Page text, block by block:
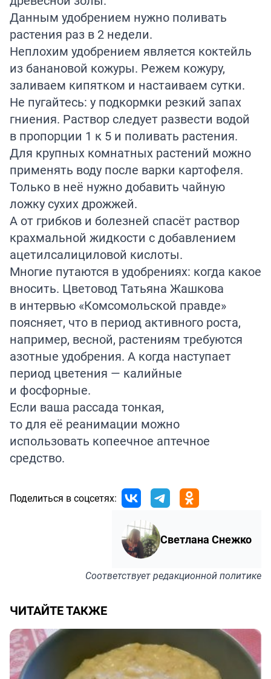
Данным удобрением нужно поливать
растения раз в 2 недели.
Неплохим удобрением является коктейль
из банановой кожуры. Режем кожуру,
заливаем кипятком и настаиваем сутки.
Не пугайтесь: у подкормки резкий запах
гниения. Раствор следует развести водой
в пропорции 1 к 5 и поливать растения.
Для крупных комнатных растений можно
применять воду после варки картофеля.
Только в неё нужно добавить чайную
ложку сухих дрожжей.
А от грибков и болезней спасёт раствор
крахмальной жидкости с добавлением
ацетилсалициловой кислоты.
Многие путаются в удобрениях: когда какое
вносить. Цветовод Татьяна Жашкова
в интервью «Комсомольской правде»
поясняет, что в период активного роста,
например, весной, растениям требуются
азотные удобрения. А когда наступает
период цветения — калийные
и фосфорные.
Если ваша рассада тонкая,
то для её реанимации можно
использовать копеечное аптечное
средство.
Поделиться в соцсетях:
Светлана Снежко
Соответствуетредакционной политике
ЧИТАЙТЕ ТАКЖЕ